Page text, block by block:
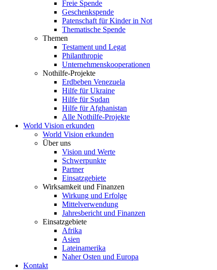
Freie Spende
Geschenkspende
Patenschaft für Kinder in Not
Thematische Spende
Themen
Testament und Legat
Philanthropie
Unternehmenskooperationen
Nothilfe-Projekte
Erdbeben Venezuela
Hilfe für Ukraine
Hilfe für Sudan
Hilfe für Afghanistan
Alle Nothilfe-Projekte
World Vision erkunden
World Vision erkunden
Über uns
Vision und Werte
Schwerpunkte
Partner
Einsatzgebiete
Wirksamkeit und Finanzen
Wirkung und Erfolge
Mittelverwendung
Jahresbericht und Finanzen
Einsatzgebiete
Afrika
Asien
Lateinamerika
Naher Osten und Europa
Kontakt